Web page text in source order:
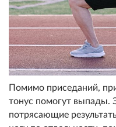
Помимо приседаний,
тонус помогут выпады.
потрясающие